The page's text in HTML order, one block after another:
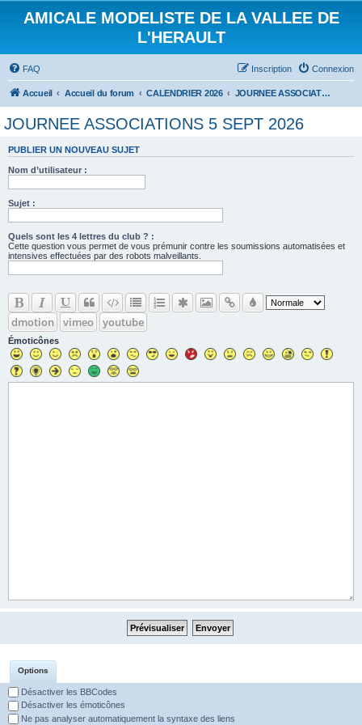
AMICALE MODELISTE DE LA VALLEE DE
L'HERAULT
FAQ Connexion
Inscription
Accueil Accueil du forum CALENDRIER 2026 JOURNEE ASSOCIATIONS 5 SEPT 2026
JOURNEE ASSOCIATIONS 5 SEPT 2026
PUBLIER UN NOUVEAU SUJET
Nom d’utilisateur :
Sujet :
Quels sont les 4 lettres du club ? :
Cette question vous permet de vous prémunir contre les soumissions automatisées et
intensives effectuées par des robots malveillants.
dmotion vimeo youtube
Émoticônes
Options
Désactiver les BBCodes
Désactiver les émoticônes
Ne pas analyser automatiquement la syntaxe des liens